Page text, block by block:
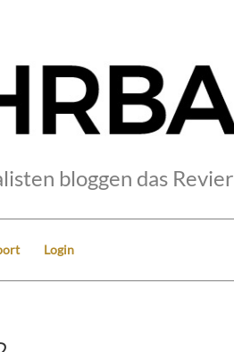
bloggen das Revier
Login